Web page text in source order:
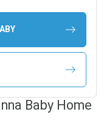
Baby Home